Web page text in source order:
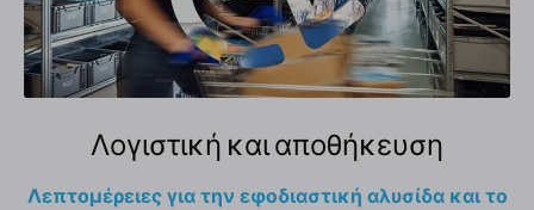
Λογιστική και αποθήκευση
Λεπτομέρειες για την εφοδιαστική αλυσίδα και το